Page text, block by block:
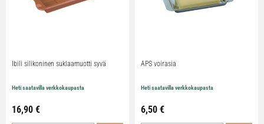
Ibili silikoninen suklaamuotti syvä
Heti saatavilla verkkokaupasta
16,90 €
APS voirasia
Heti saatavilla verkkokaupasta
6,50 €